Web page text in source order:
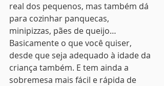
real dos pequenos, mas também dá
para cozinhar panquecas,
minipizzas, pães de queijo…
Basicamente o que você quiser,
desde que seja adequado à idade da
criança também. E tem ainda a
sobremesa mais fácil e rápida de